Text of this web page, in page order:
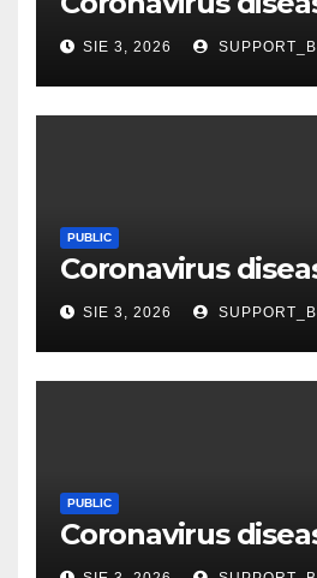
SIE 3, 2026
PUBLIC
Coronavirus
SIE 3, 2026
PUBLIC
Coronavirus